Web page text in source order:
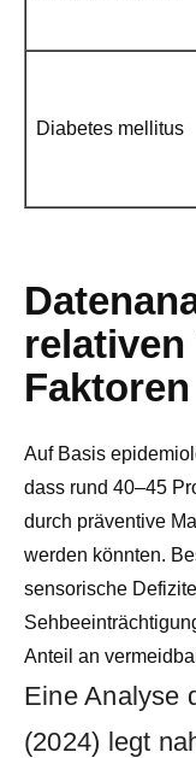
Diabetes mellitus
Faktoren
Auf Basis
dass rund 40–45
durch präventive
werden könnten.
sensorische
Anteil an
Eine Analyse
(2024) legt